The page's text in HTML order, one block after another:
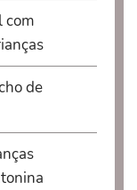
com
de